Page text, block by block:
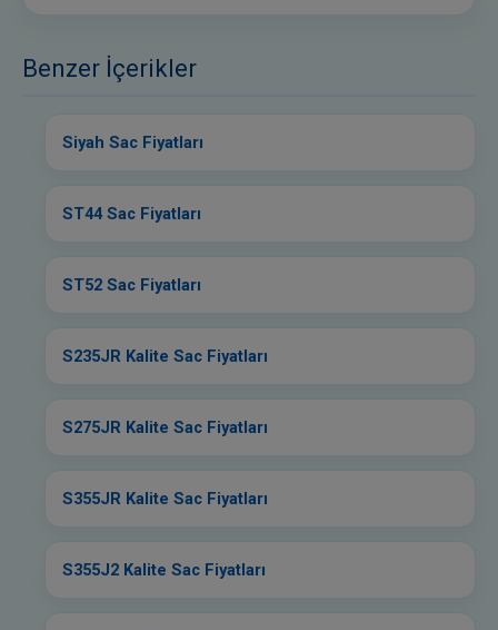
Benzer İçerikler
Siyah Sac Fiyatları
ST44 Sac Fiyatları
ST52 Sac Fiyatları
S235JR Kalite Sac Fiyatları
S275JR Kalite Sac Fiyatları
S355JR Kalite Sac Fiyatları
S355J2 Kalite Sac Fiyatları